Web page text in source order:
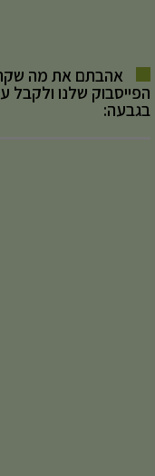
אהבתם את מה
הפייסבוק שלנו ולקבל
בגבעה: